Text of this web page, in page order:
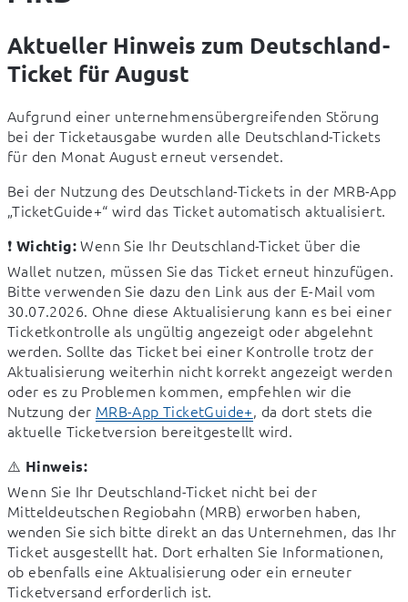
Aktueller Hinweis zum Deutschland-
Ticket für August
Aufgrund einer unternehmensübergreifenden Störung
bei der Ticketausgabe wurden alle Deutschland-Tickets
für den Monat August erneut versendet.
Bei der Nutzung des Deutschland-Tickets in der MRB-App
„TicketGuide+“ wird das Ticket automatisch aktualisiert.
❗ Wichtig: Wenn Sie Ihr Deutschland-Ticket über die
Wallet nutzen, müssen Sie das Ticket erneut hinzufügen.
Bitte verwenden Sie dazu den Link aus der E-Mail vom
30.07.2026. Ohne diese Aktualisierung kann es bei einer
Ticketkontrolle als ungültig angezeigt oder abgelehnt
werden. Sollte das Ticket bei einer Kontrolle trotz der
Aktualisierung weiterhin nicht korrekt angezeigt werden
oder es zu Problemen kommen, empfehlen wir die
Nutzung der MRB-App TicketGuide+, da dort stets die
aktuelle Ticketversion bereitgestellt wird.
⚠️ Hinweis:
Wenn Sie Ihr Deutschland-Ticket nicht bei der
Mitteldeutschen Regiobahn (MRB) erworben haben,
wenden Sie sich bitte direkt an das Unternehmen, das Ihr
Ticket ausgestellt hat. Dort erhalten Sie Informationen,
ob ebenfalls eine Aktualisierung oder ein erneuter
Ticketversand erforderlich ist.